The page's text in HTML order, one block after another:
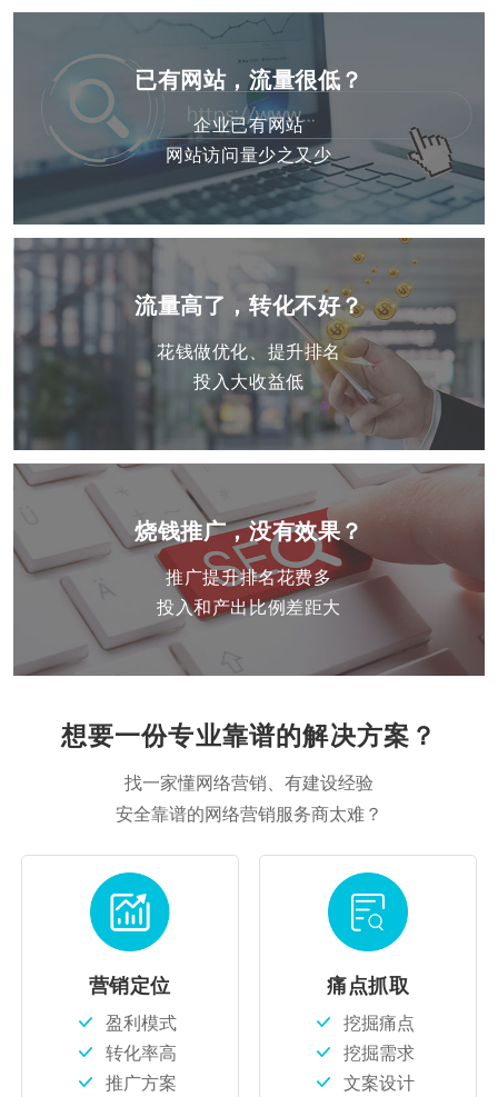
已有网站，流量很低？
企业已有网站
网站访问量少之又少
流量高了，转化不好？
花钱做优化、提升排名
投入大收益低
烧钱推广，没有效果？
推广提升排名花费多
投入和产出比例差距大
想要一份专业靠谱的解决方案？
找一家懂网络营销、有建设经验
安全靠谱的网络营销服务商太难？
营销定位
盈利模式
转化率高
推广方案
痛点抓取
挖掘痛点
挖掘需求
文案设计